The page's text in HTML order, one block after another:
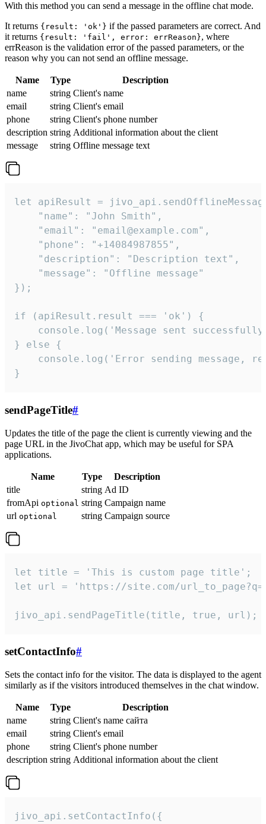
With this method you can send a message in the offline chat mode.
It returns {result: 'ok'} if the passed parameters are correct. And
it returns {result: 'fail', error: errReason}, where
errReason is the validation error of the passed parameters, or the
reason why you can not send an offline message.
Name Type
Description
name
string Client's name
email
string Client's email
phone
string Client's phone number
description string Additional information about the client
message
string Offline message text
let apiResult =
    "name": "John Smith",
    "email": "email@example.com",
    "phone": "+14084987855",
    "description": "Description text",
    "message": "Offline message"
});
if (apiResult.result === 'ok') {
console.log('Message sent
} else {
console.log('Error sending message,
}
sendPageTitle#
Updates the title of the page the client is currently viewing and the
page URL in the JivoChat app, which may be useful for SPA
applications.
Name Type
Description
title
string Ad ID
fromApi optional string Campaign name
url optional string Campaign source
let title = 'This is custom page title';
let url = 'https://site.com/
jivo_api.sendPageTitle(title, true, url);
setContactInfo#
Sets the contact info for the visitor. The data is displayed to the agent
similarly as if the visitors introduced themselves in the chat window.
Name Type
Description
name
string Client's name сайта
email
string Client's email
phone
string Client's phone number
description string Additional information about the client
jivo_api.setContactInfo({